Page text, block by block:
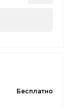
Бесплатно